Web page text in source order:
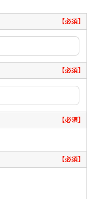
【必須】
【必須】
【必須】
【必須】